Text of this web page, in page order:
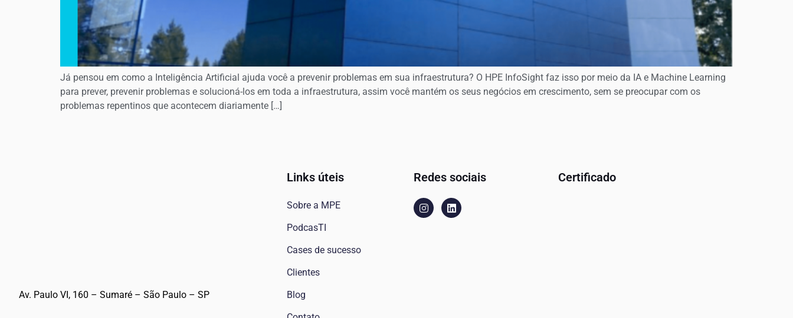
Já pensou em como a Inteligência Artificial ajuda você a prevenir problemas em sua infraestrutura? O HPE InfoSight faz isso por meio da IA e Machine Learning
para prever, prevenir problemas e solucioná-los em toda a infraestrutura, assim você mantém os seus negócios em crescimento, sem se preocupar com os
problemas repentinos que acontecem diariamente […]
Av. Paulo VI, 160 – Sumaré – São Paulo – SP
Links úteis
Sobre a MPE
PodcasTI
Cases de sucesso
Clientes
Blog
Redes sociais Certificado